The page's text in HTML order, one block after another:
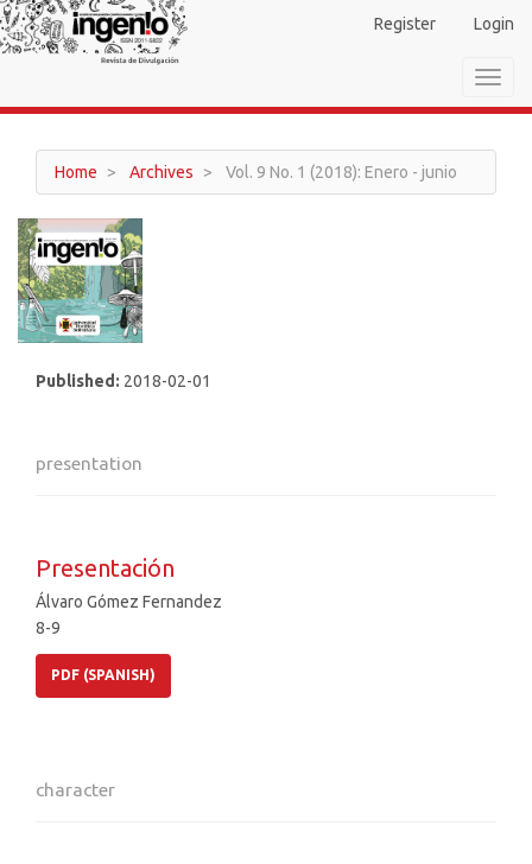
Main
Navigation
Main
Sidebar
Register Login
Home Archives Vol. 9 No. 1 (2018): Enero - junio
Published: 2018-02-01
presentation
Presentación
Álvaro Gómez Fernandez
8-9
PDF (SPANISH)
character